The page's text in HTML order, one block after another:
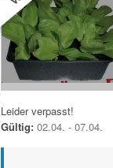
Leider verpasst!
Gültig: 02.04. - 07.04.